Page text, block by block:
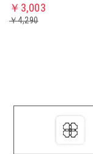
￥3,003
￥4,290